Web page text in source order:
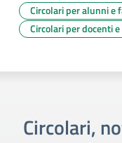
Circolari per alunni e
Circolari per docenti
Circolari,